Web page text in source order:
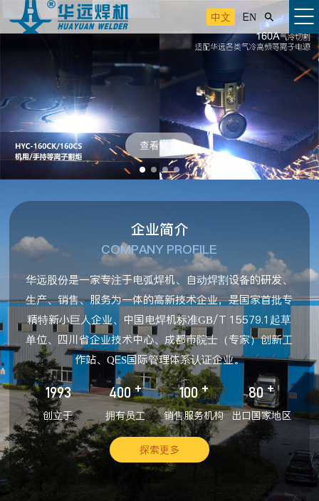
中文 EN 
查看详情
企业简介
COMPANY PROFILE
华远股份是一家专注于电弧焊机、自动焊割设备的研发、
生产、销售、服务为一体的高新技术企业，是国家首批专
精特新小巨人企业、中国电焊机标准GB/T 15579.1起草
单位、四川省企业技术中心、成都市院士（专家）创新工
作站、QES国际管理体系认证企业。
1993
创立于
400 +
拥有员工
100 +
销售服务机构
80 +
出口国家地区
探索更多